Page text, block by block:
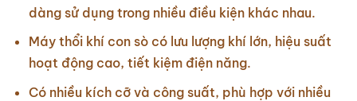
dàng sử dụng trong nhiều điều kiện khác nhau.
Máy thổi khí con sò có lưu lượng khí lớn, hiệu suất
hoạt động cao, tiết kiệm điện năng.
Có nhiều kích cỡ và công suất, phù hợp với nhiều